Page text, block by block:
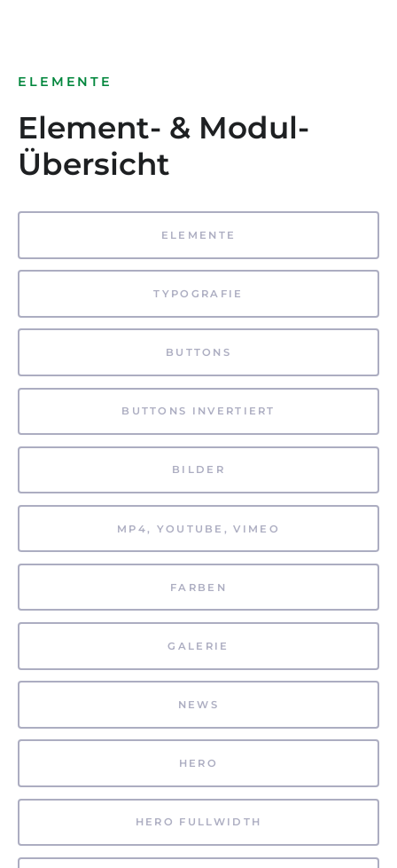
ELEMENTE
Element- & Modul-
Übersicht
ELEMENTE
TYPOGRAFIE
BUTTONS
BUTTONS INVERTIERT
BILDER
MP4, YOUTUBE, VIMEO
FARBEN
GALERIE
NEWS
HERO
HERO FULLWIDTH